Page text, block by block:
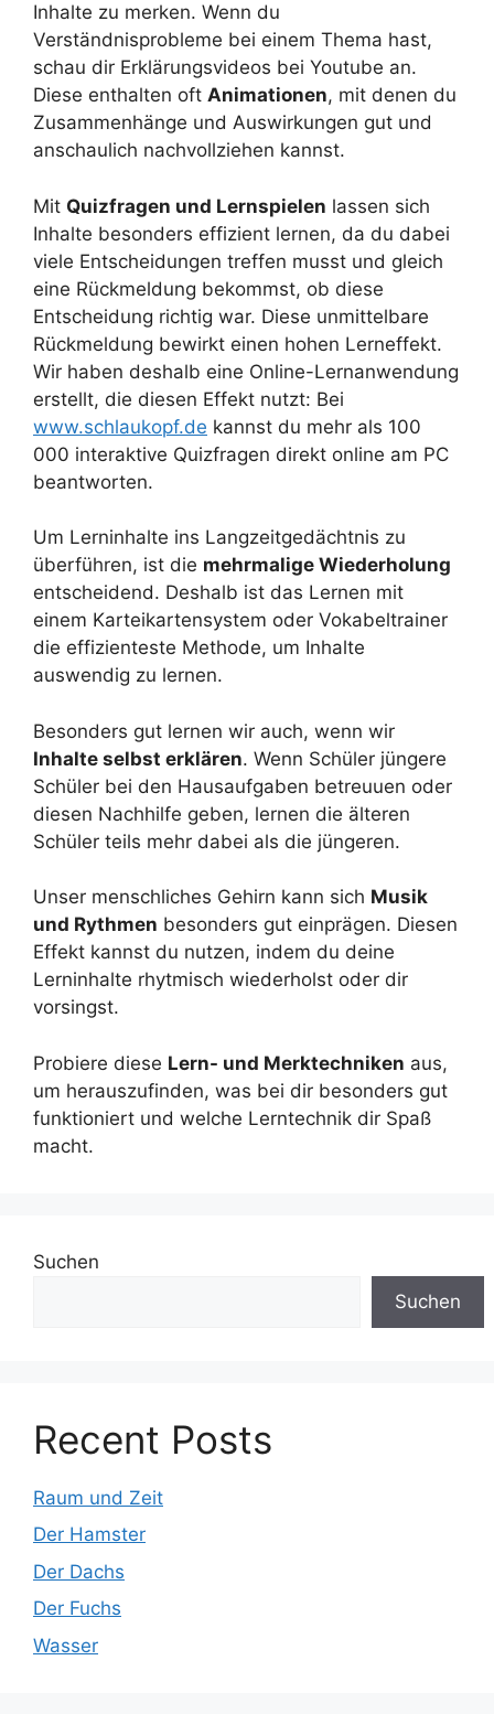
Inhalte zu merken. Wenn du
Verständnisprobleme bei einem Thema hast,
schau dir Erklärungsvideos bei Youtube an.
Diese enthalten oft Animationen, mit denen du
Zusammenhänge und Auswirkungen gut und
anschaulich nachvollziehen kannst.
Mit Quizfragen und Lernspielen lassen sich
Inhalte besonders effizient lernen, da du dabei
viele Entscheidungen treffen musst und gleich
eine Rückmeldung bekommst, ob diese
Entscheidung richtig war. Diese unmittelbare
Rückmeldung bewirkt einen hohen Lerneffekt.
Wir haben deshalb eine Online-Lernanwendung
erstellt, die diesen Effekt nutzt: Bei
www.schlaukopf.de kannst du mehr als 100
000 interaktive Quizfragen direkt online am PC
beantworten.
Um Lerninhalte ins Langzeitgedächtnis zu
überführen, ist die mehrmalige Wiederholung
entscheidend. Deshalb ist das Lernen mit
einem Karteikartensystem oder Vokabeltrainer
die effizienteste Methode, um Inhalte
auswendig zu lernen.
Besonders gut lernen wir auch, wenn wir
Inhalte selbst erklären. Wenn Schüler jüngere
Schüler bei den Hausaufgaben betreuuen oder
diesen Nachhilfe geben, lernen die älteren
Schüler teils mehr dabei als die jüngeren.
Unser menschliches Gehirn kann sich Musik
und Rythmen besonders gut einprägen. Diesen
Effekt kannst du nutzen, indem du deine
Lerninhalte rhytmisch wiederholst oder dir
vorsingst.
Probiere diese Lern- und Merktechniken aus,
um herauszufinden, was bei dir besonders gut
funktioniert und welche Lerntechnik dir Spaß
macht.
Suchen
Suchen
Recent Posts
Raum und Zeit
Der Hamster
Der Dachs
Der Fuchs
Wasser